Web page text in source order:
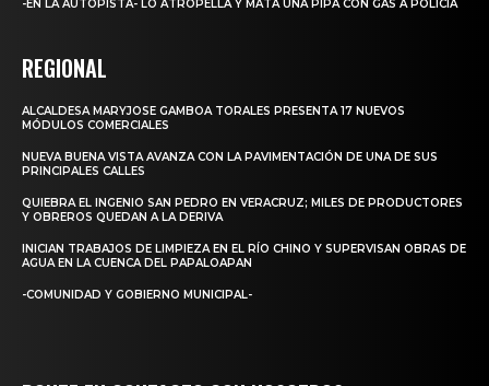
-EN LA AUTOPISTA- LO ATROPELLA Y MATA UNA PIPA CON GAS A POLICÍA
REGIONAL
ALCALDESA MARYJOSE GAMBOA TORALES PRESENTA 17 NUEVOS
MÓDULOS COMERCIALES
NUEVA BUENA VISTA AVANZA CON LA PAVIMENTACIÓN DE UNA DE SUS
PRINCIPALES CALLES
QUIEBRA EL INGENIO SAN PEDRO EN VERACRUZ; MILES DE PRODUCTORES
Y OBREROS QUEDAN A LA DERIVA
INICIAN TRABAJOS DE LIMPIEZA EN EL RÍO CHINO Y SUPERVISAN OBRAS DE
AGUA EN LA CUENCA DEL PAPALOAPAN
-COMUNIDAD Y GOBIERNO MUNICIPAL-